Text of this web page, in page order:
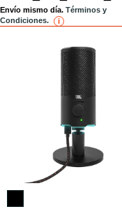
Envío mismo día. Términos y
Condiciones.
i reference